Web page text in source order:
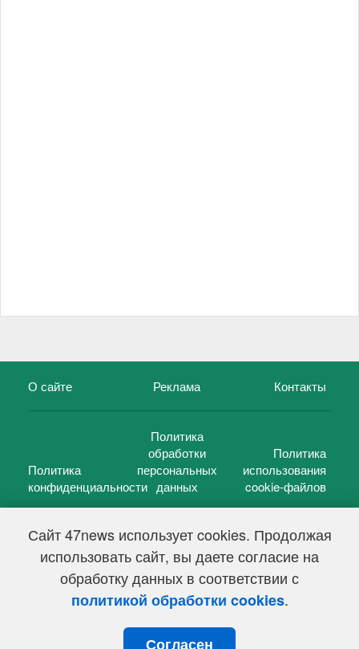
Сайт 47news использует cookies. Продолжая
использовать сайт, вы даете согласие на
обработку данных в соответствии с
политикой обработки cookies.
Согласен
О сайте Реклама Контакты
Политика
конфиденциальности
Политика
обработки
персональных
данных
Политика
использования
cookie-файлов
47 новостей (47 news)2005 — 2026 г.
Свидетельство о регистрации СМИ Эл № ФС 77-39848, выдано
Федеральной службой по надзору в сфере связи,
информационных технологий и массовых коммуникаций